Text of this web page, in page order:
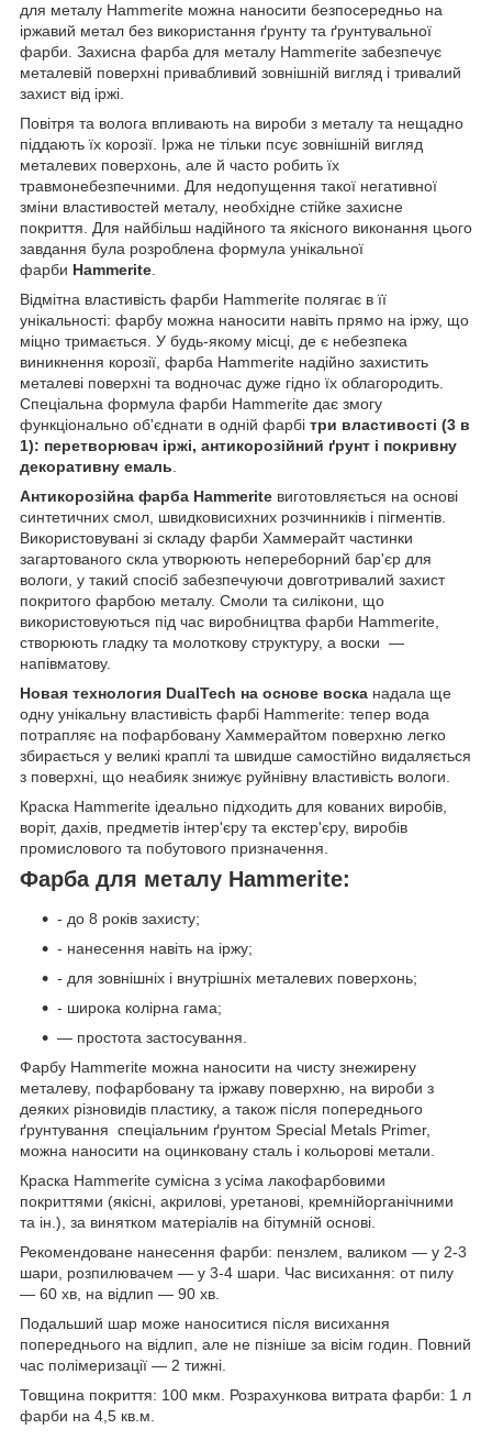
для металу Hammerite можна наносити безпосередньо на
іржавий метал без використання ґрунту та ґрунтувальної
фарби. Захисна фарба для металу Hammerite забезпечує
металевій поверхні привабливий зовнішній вигляд і тривалий
захист від іржі.
Повітря та волога впливають на вироби з металу та нещадно
піддають їх корозії. Іржа не тільки псує зовнішній вигляд
металевих поверхонь, але й часто робить їх
травмонебезпечними. Для недопущення такої негативної
зміни властивостей металу, необхідне стійке захисне
покриття. Для найбільш надійного та якісного виконання цього
завдання була розроблена формула унікальної
фарби Hammerite.
Відмітна властивість фарби Hammerite полягає в її
унікальності: фарбу можна наносити навіть прямо на іржу, що
міцно тримається. У будь-якому місці, де є небезпека
виникнення корозії, фарба Hammerite надійно захистить
металеві поверхні та водночас дуже гідно їх облагородить.
Спеціальна формула фарби Hammerite дає змогу
функціонально об'єднати в одній фарбі три властивості (3 в
1): перетворювач іржі, антикорозійний ґрунт і покривну
декоративну емаль.
Антикорозійна фарба Hammerite виготовляється на основі
синтетичних смол, швидковисихних розчинників і пігментів.
Використовувані зі складу фарби Хаммерайт частинки
загартованого скла утворюють непереборний бар'єр для
вологи, у такий спосіб забезпечуючи довготривалий захист
покритого фарбою металу. Смоли та силікони, що
використовуються під час виробництва фарби Hammerite,
створюють гладку та молоткову структуру, а воски —
напівматову.
Новая технология DualTech на основе воска надала ще
одну унікальну властивість фарбі Hammerite: тепер вода
потрапляє на пофарбовану Хаммерайтом поверхню легко
збирається у великі краплі та швидше самостійно видаляється
з поверхні, що неабияк знижує руйнівну властивість вологи.
Краска Hammerite ідеально підходить для кованих виробів,
воріт, дахів, предметів інтер'єру та екстер'єру, виробів
промислового та побутового призначення.
Фарба для металу Hammerite:
- до 8 років захисту;
- нанесення навіть на іржу;
- для зовнішніх і внутрішніх металевих поверхонь;
- широка колірна гама;
— простота застосування.
Фарбу Hammerite можна наносити на чисту знежирену
металеву, пофарбовану та іржаву поверхню, на вироби з
деяких різновидів пластику, а також після попереднього
ґрунтування спеціальним ґрунтом Special Metals Primer,
можна наносити на оцинковану сталь і кольорові метали.
Краска Hammerite сумісна з усіма лакофарбовими
покриттями (якісні, акрилові, уретанові, кремнійорганічними
та ін.), за винятком матеріалів на бітумній основі.
Рекомендоване нанесення фарби: пензлем, валиком — у 2-3
шари, розпилювачем — у 3-4 шари. Час висихання: oт пилу
— 60 хв, на відлип — 90 хв.
Подальший шар може наноситися після висихання
попереднього на відлип, але не пізніше за вісім годин. Повний
час полімеризації — 2 тижні.
Товщина покриття: 100 мкм. Розрахункова витрата фарби: 1 л
фарби на 4,5 кв.м.